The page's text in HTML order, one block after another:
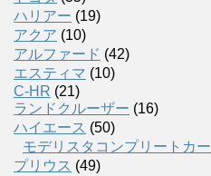
ハリアー (19)
アクア (10)
アルファード (42)
エスティマ (10)
C-HR (21)
ランドクルーザー (16)
ハイエース (50)
モデリスタコンプリートカー
プリウス (49)